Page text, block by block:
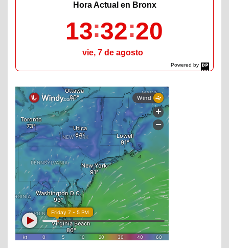
Powered by
DaysPedia.com
Hora Actual en Bronx
13 32 21
vie, 7 de agosto